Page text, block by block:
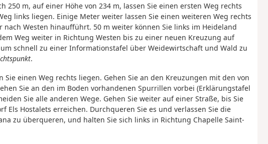
250 m, auf einer Höhe von 234 m, lassen Sie einen ersten Weg rechts
links liegen. Einige Meter weiter lassen Sie einen weiteren Weg rechts
Westen hinaufführt. 50 m weiter können Sie links im Heideland
Weg weiter in Richtung Westen bis zu einer neuen Kreuzung auf
schnell zu einer Informationstafel über Weidewirtschaft und Wald zu
.
Sie einen Weg rechts liegen. Gehen Sie an den Kreuzungen mit den von
Sie an den im Boden vorhandenen Spurrillen vorbei (Erklärungstafel
Sie alle anderen Wege. Gehen Sie weiter auf einer Straße, bis Sie
Els Hostalets erreichen. Durchqueren Sie es und verlassen Sie die
zu überqueren, und halten Sie sich links in Richtung Chapelle Saint-